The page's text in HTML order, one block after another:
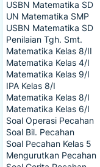
USBN Matematika SD
UN Matematika SMP
USBN Matematika SD
Penilaian Tgh. Smt.
Matematika Kelas 8/II
Matematika Kelas 4/I
Matematika Kelas 9/I
IPA Kelas 8/I
Matematika Kelas 8/I
Matematika Kelas 6/I
Soal Operasi Pecahan
Soal Bil. Pecahan
Soal Pecahan Kelas 5
Mengurutkan Pecahan